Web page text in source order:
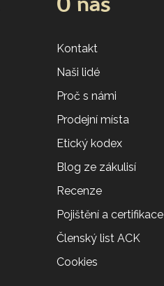
O nás
Kontakt
Naši lidé
Proč s námi
Prodejní místa
Etický kodex
Blog ze zákulisí
Recenze
Pojištění a certifikace
Členský list ACK
Cookies